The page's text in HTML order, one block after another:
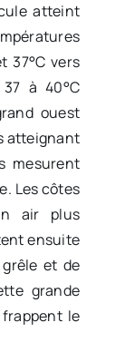
atteint
37°C vers
à 40°C
ouest
atteignant
mesurent
Les côtes
air plus
ensuite
et de
grande
frappent le